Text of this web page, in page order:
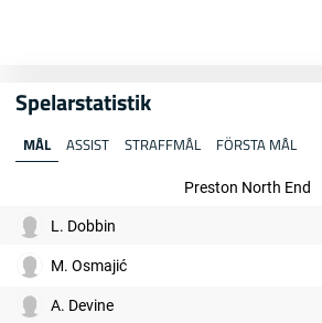
Spelarstatistik
MÅL ASSIST STRAFFMÅL FÖRSTA MÅL
Preston North End
L. Dobbin
M. Osmajić
A. Devine